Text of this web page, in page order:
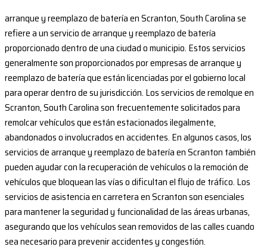
arranque y reemplazo de batería en Scranton, South Carolina se
refiere a un servicio de arranque y reemplazo de batería
proporcionado dentro de una ciudad o municipio. Estos servicios
generalmente son proporcionados por empresas de arranque y
reemplazo de batería que están licenciadas por el gobierno local
para operar dentro de su jurisdicción. Los servicios de remolque en
Scranton, South Carolina son frecuentemente solicitados para
remolcar vehículos que están estacionados ilegalmente,
abandonados o involucrados en accidentes. En algunos casos, los
servicios de arranque y reemplazo de batería en Scranton también
pueden ayudar con la recuperación de vehículos o la remoción de
vehículos que bloquean las vías o dificultan el flujo de tráfico. Los
servicios de asistencia en carretera en Scranton son esenciales
para mantener la seguridad y funcionalidad de las áreas urbanas,
asegurando que los vehículos sean removidos de las calles cuando
sea necesario para prevenir accidentes y congestión.